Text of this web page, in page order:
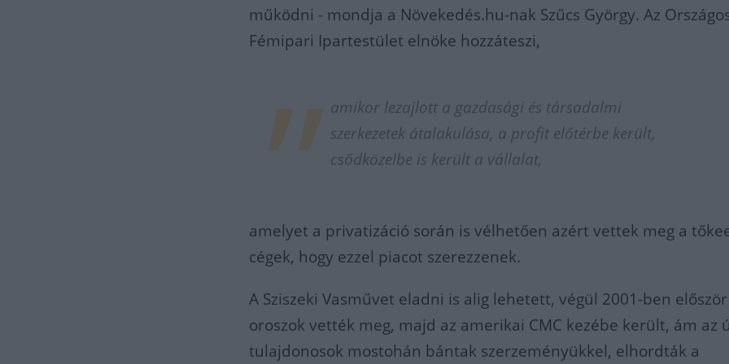
működni - mondja a Növekedés.hu-nak Szűcs György. Az
Fémipari Ipartestület elnöke hozzáteszi,
amikor lezajlott a gazdasági és társadalmi
szerkezetek átalakulása, a profit előtérbe került,
csődközelbe is került a vállalat,
amelyet a privatizáció során is vélhetően azért vettek meg a
cégek, hogy ezzel piacot szerezzenek.
A Sziszeki Vasművet eladni is alig lehetett, végül 2001-ben először
oroszok vették meg, majd az amerikai CMC kezébe került, ám az
tulajdonosok mostohán bántak szerzeményükkel, elhordták a